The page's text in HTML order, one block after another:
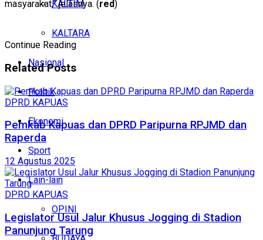
KALTIM
KALTARA
Nasional
Politik
Ekonomi
Sport
Lain-lain
OPINI
masyarakat,” jelasnya. (red)
Continue Reading
RelatedPosts
DPRD KAPUAS
Pemkab Kapuas dan DPRD Paripurna RPJMD dan
Raperda
12 Agustus 2025
DPRD KAPUAS
Legislator Usul Jalur Khusus Jogging di Stadion
Panunjung Tarung